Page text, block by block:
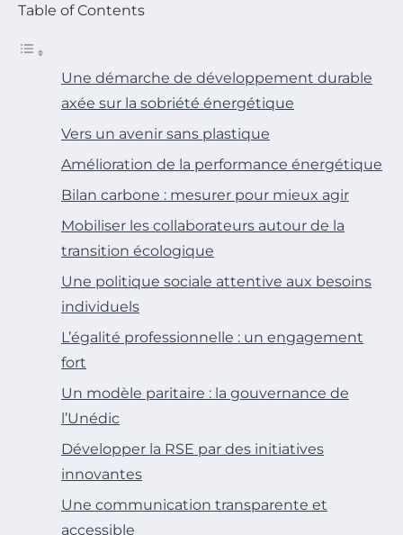
Table of Contents
Une démarche de développement durable
axée sur la sobriété énergétique
Vers un avenir sans plastique
Amélioration de la performance énergétique
Bilan carbone : mesurer pour mieux agir
Mobiliser les collaborateurs autour de la
transition écologique
Une politique sociale attentive aux besoins
individuels
L’égalité professionnelle : un engagement
fort
Un modèle paritaire : la gouvernance de
l’Unédic
Développer la RSE par des initiatives
innovantes
Une communication transparente et
accessible